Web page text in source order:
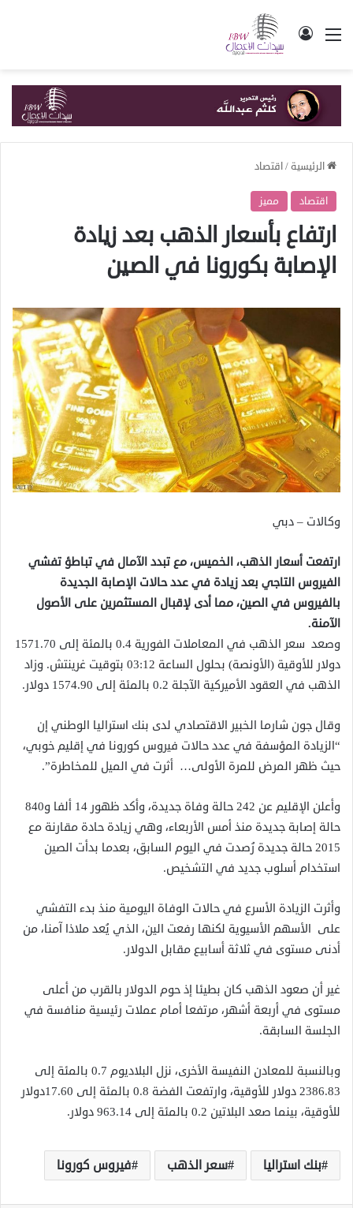
القائمة تسجيل الدخول
الرئيسية/اقتصاد
اقتصاد مميز
ارتفاع بأسعار الذهب بعد زيادة
الإصابة بكورونا في الصين
وكالات – دبي
ارتفعت أسعار الذهب، الخميس، مع تبدد الآمال في تباطؤ تفشي
الفيروس التاجي بعد زيادة في عدد حالات الإصابة الجديدة
بالفيروس في الصين، مما أدى لإقبال المستثمرين على الأصول
الآمنة.
وصعد سعر الذهب في المعاملات الفورية 0.4 بالمئة إلى 1571.70
دولار للأوقية (الأونصة) بحلول الساعة 03:12 بتوقيت غرينتش. وزاد
الذهب في العقود الأميركية الآجلة 0.2 بالمئة إلى 1574.90 دولار.
وقال جون شارما الخبير الاقتصادي لدى بنك استراليا الوطني إن
“الزيادة المؤسفة في عدد حالات فيروس كورونا في إقليم خوبي،
حيث ظهر المرض للمرة الأولى… أثرت في الميل للمخاطرة”.
وأعلن الإقليم عن 242 حالة وفاة جديدة، وأكد ظهور 14 ألفا و840
حالة إصابة جديدة منذ أمس الأربعاء، وهي زيادة حادة مقارنة مع
2015 حالة جديدة رُصدت في اليوم السابق، بعدما بدأت الصين
استخدام أسلوب جديد في التشخيص.
وأثرت الزيادة الأسرع في حالات الوفاة اليومية منذ بدء التفشي
على الأسهم الأسيوية لكنها رفعت الين، الذي يُعد ملاذا آمنا، من
أدنى مستوى في ثلاثة أسابيع مقابل الدولار.
غير أن صعود الذهب كان بطيئا إذ حوم الدولار بالقرب من أعلى
مستوى في أربعة أشهر، مرتفعا أمام عملات رئيسية منافسة في
الجلسة السابقة.
وبالنسبة للمعادن النفيسة الأخرى، نزل البلاديوم 0.7 بالمئة إلى
2386.83 دولار للأوقية، وارتفعت الفضة 0.8 بالمئة إلى 17.60دولار
للأوقية، بينما صعد البلاتين 0.2 بالمئة إلى 963.14 دولار.
بنك استراليا سعر الذهب فيروس كورونا